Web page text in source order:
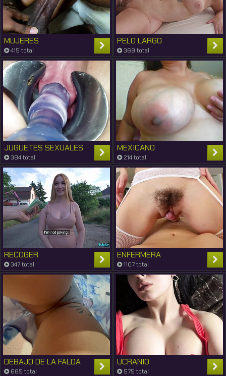
MUJERES
MUSCULOSAS
415 total
PELO LARGO
369 total
JUGUETES SEXUALES
384 total
MEXICANO
214 total
RECOGER
347 total
ENFERMERA
1107 total
DEBAJO DE LA FALDA
685 total
UCRANIO
575 total